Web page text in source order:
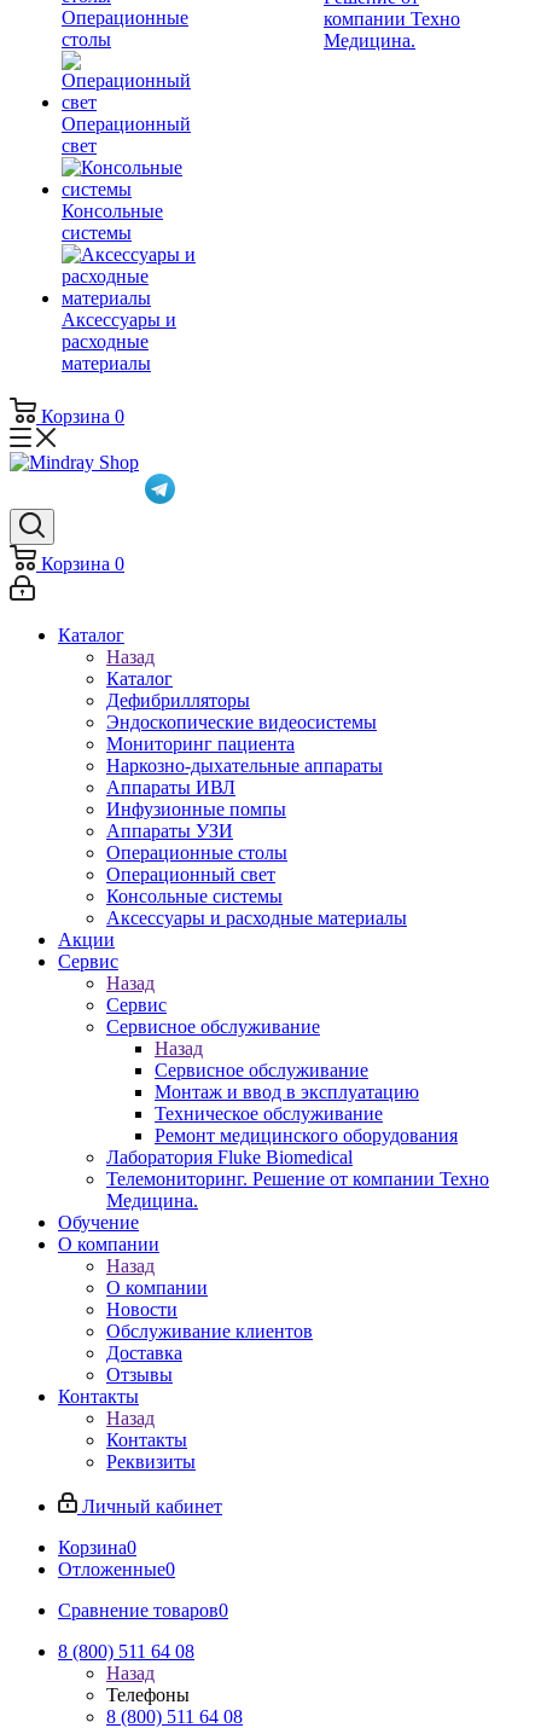
Операционные
столы
Операционный
свет
Консольные
системы
Аксессуары и
расходные
материалы
компании Техно
Медицина.
Корзина 0
Корзина 0
Каталог
Назад
Каталог
Дефибрилляторы
Эндоскопические видеосистемы
Мониторинг пациента
Наркозно-дыхательные аппараты
Аппараты ИВЛ
Инфузионные помпы
Аппараты УЗИ
Операционные столы
Операционный свет
Консольные системы
Аксессуары и расходные материалы
Акции
Сервис
Назад
Сервис
Сервисное обслуживание
Назад
Сервисное обслуживание
Монтаж и ввод в эксплуатацию
Техническое обслуживание
Ремонт медицинского оборудования
Лаборатория Fluke Biomedical
Телемониторинг. Решение от компании Техно
Медицина.
Обучение
О компании
Назад
О компании
Новости
Обслуживание клиентов
Доставка
Отзывы
Контакты
Назад
Контакты
Реквизиты
Личный кабинет
Корзина0
Отложенные0
Сравнение товаров0
8 (800) 511 64 08
Назад
Телефоны
8 (800) 511 64 08